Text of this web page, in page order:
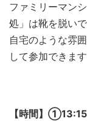
ファミリーマン
処」は靴を脱い
自宅のような雰
して参加できます
【時間】